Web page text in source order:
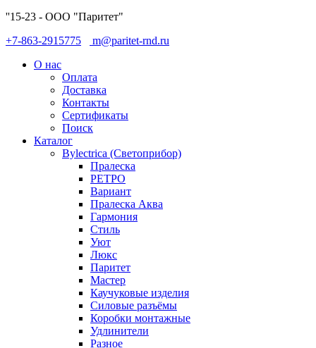
''15-23 - ООО "Паритет"
+7-863-2915775
m@paritet-rnd.ru
О нас
Оплата
Доставка
Контакты
Сертификаты
Поиск
Каталог
Bylectrica (Светоприбор)
Пралеска
РЕТРО
Вариант
Пралеска Аква
Гармония
Стиль
Уют
Люкс
Паритет
Мастер
Каучуковые изделия
Силовые разъёмы
Коробки монтажные
Удлинители
Разное